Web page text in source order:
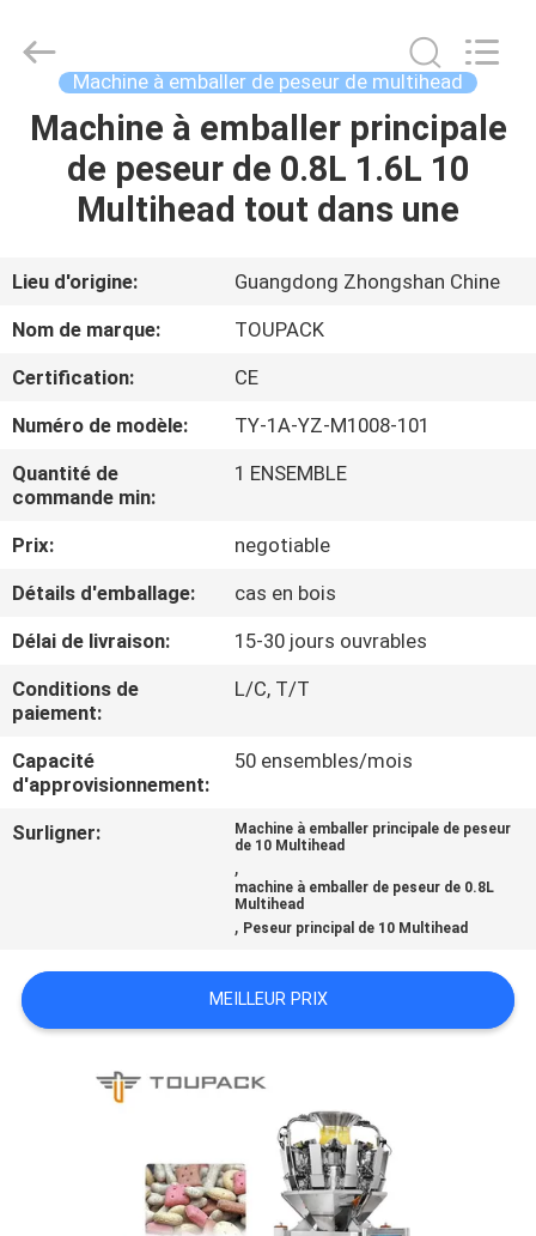
MAISON
PRODUITS
À
PROPOS
DE
VISITE
CONTRÔLE
DE
QUALITÉ
CONTACTEZ-
NOUS
DEMANDEZ
UN DEVIS
POLITIQUE
EQUIPMENT
Reserved.
Machine à emballer de peseur de multihead
Machine à emballer principale
de peseur de 0.8L 1.6L 10
Multihead tout dans une
Lieu d'origine:
Guangdong Zhongshan Chine
Nom de marque:
TOUPACK
Certification:
CE
Numéro de modèle:
TY-1A-YZ-M1008-101
Quantité de
commande min:
1 ENSEMBLE
Prix:
negotiable
Détails d'emballage:
cas en bois
Délai de livraison:
15-30 jours ouvrables
Conditions de
paiement:
L/C, T/T
Capacité
d'approvisionnement:
50 ensembles/mois
Surligner:
Machine à emballer principale de peseur
de 10 Multihead
,
machine à emballer de peseur de 0.8L
Multihead
, Peseur principal de 10 Multihead
MEILLEUR PRIX